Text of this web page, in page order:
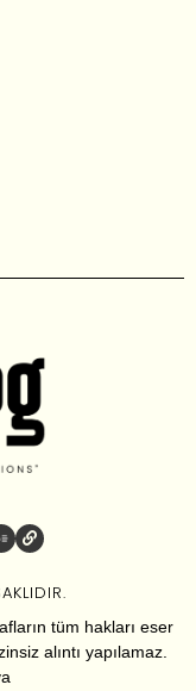
tüm hakları eser
alıntı yapılamaz.